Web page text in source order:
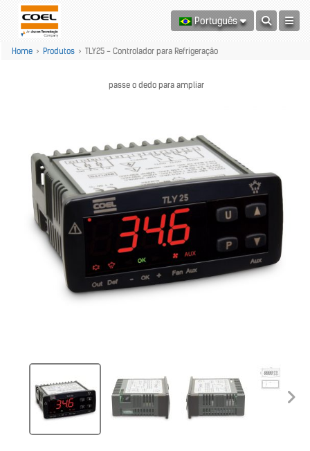
Português
Home > Produtos > TLY25 - Controlador para Refrigeração
passe o dedo para ampliar